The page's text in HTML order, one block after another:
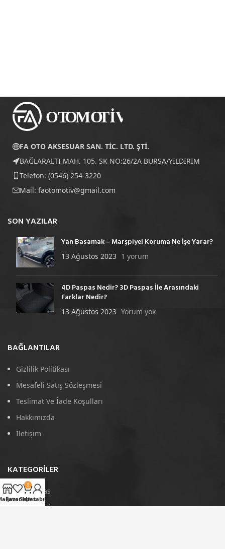
FA OTO AKSESUAR SAN. TİC. LTD. ŞTİ.
BAĞLARALTI MAH. 105. SK NO:26/2A BURSA/YILDIRIM
Telefon: (0546) 254-3220
Mail: faotomotiv@gmail.com
SON YAZILAR
Yan Basamak – Marşpiyel Koruma Ne İşe Yarar?
13 Ağustos 2023 1 yorum
4D Paspas Nedir? 3D Paspas İle Arasındaki
Farklar Nedir?
13 Ağustos 2023 Yorum yok
BAĞLANTILAR
Gizlilik Politikası
Mesafeli Satış Sözleşmesi
Teslimat Ve İade Koşulları
Hakkımızda
İletişim
KATEGORILER
4D Paspas
Port Bagaj
Favoriler
0
Sepet
Hesabım